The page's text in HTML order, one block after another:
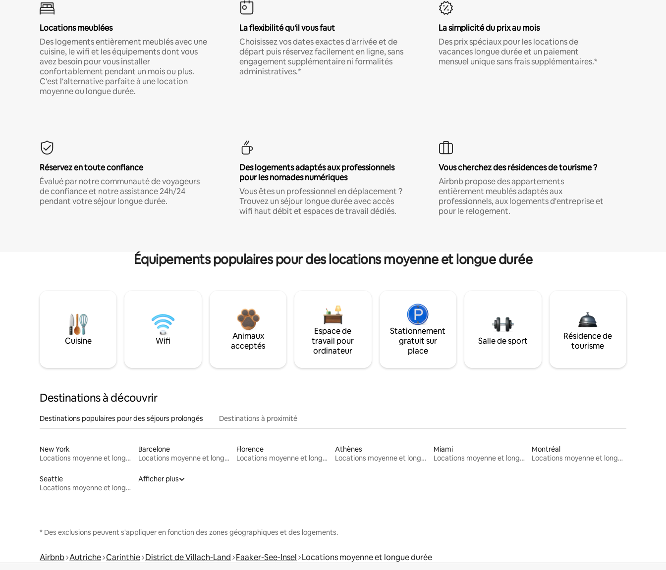
Locations meublées
Des logements entièrement meublés avec une
cuisine, le wifi et les équipements dont vous
avez besoin pour vous installer
confortablement pendant un mois ou plus.
C'est l'alternative parfaite à une location
moyenne ou longue durée.
La flexibilité qu'il vous faut
Choisissez vos dates exactes d'arrivée et de
départ puis réservez facilement en ligne, sans
engagement supplémentaire ni formalités
administratives.*
La simplicité du prix au mois
Des prix spéciaux pour les locations de
vacances longue durée et un paiement
mensuel unique sans frais supplémentaires.*
Réservez en toute confiance
Évalué par notre communauté de voyageurs
de confiance et notre assistance 24h/24
pendant votre séjour longue durée.
Des logements adaptés aux professionnels
pour les nomades numériques
Vous êtes un professionnel en déplacement ?
Trouvez un séjour longue durée avec accès
wifi haut débit et espaces de travail dédiés.
Vous cherchez des résidences de tourisme ?
Airbnb propose des appartements
entièrement meublés adaptés aux
professionnels, aux logements d'entreprise et
pour le relogement.
Équipements populaires pour des locations moyenne et longue durée
Cuisine Wifi
Animaux
acceptés
Espace de
travail pour
ordinateur
Stationnement
gratuit sur
place
Salle de sport
Résidence de
tourisme
Destinations à découvrir
Destinations populaires pour des séjours prolongés Destinations à proximité
New York
Locations moyenne et longue durée
Barcelone
Locations moyenne et longue durée
Florence
Locations moyenne et longue durée
Athènes
Locations moyenne et longue durée
Miami
Locations moyenne et longue durée
Montréal
Locations moyenne et longue durée
Seattle
Locations moyenne et longue durée
Afficher plus
* Des exclusions peuvent s'appliquer en fonction des zones géographiques et des logements.
Airbnb Autriche Carinthie District de Villach-Land Faaker-See-Insel Locations moyenne et longue durée